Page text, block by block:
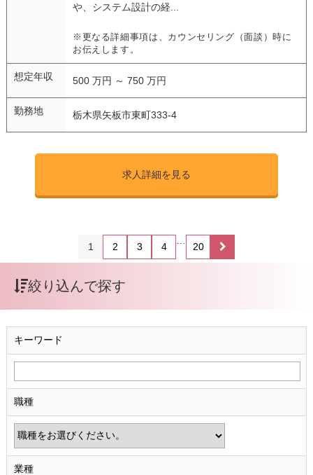
や、システム設計の経...
※更なる詳細事項は、カウンセリング（面談）時に
お伝えします。
想定年収 500 万円 ～ 750 万円
勤務地 栃木県矢板市東町333-4
求人詳細を見る
1 2 3 4 20
絞り込んで探す
キーワード
職種
業種